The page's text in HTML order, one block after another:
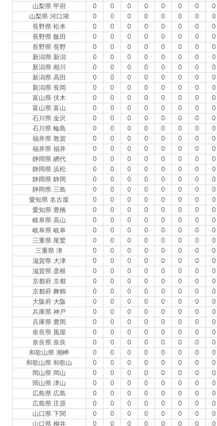
山梨県 甲府
0 0 0 0 0 0 0
0
山梨県 河口湖
0 0 0 0 0 0 0
0
長野県 松本
0 0 0 0 0 0 0
0
長野県 飯田
0 0 0 0 0 0 0
0
長野県 長野
0 0 0 0 0 0 0
0
新潟県 新潟
0 0 0 0 0 0 0
0
新潟県 相川
0 0 0 0 0 0 0
0
新潟県 高田
0 0 0 0 0 0 0
0
新潟県 長岡
0 0 0 0 0 0 0
0
富山県 伏木
0 0 0 0 0 0 0
0
富山県 富山
0 0 0 0 0 0 0
0
石川県 金沢
0 0 0 0 0 0 0
0
石川県 輪島
0 0 0 0 0 0 0
0
福井県 敦賀
0 0 0 0 0 0 0
0
福井県 福井
0 0 0 0 0 0 0
0
静岡県 網代
0 0 0 0 0 0 0
0
静岡県 浜松
0 0 0 0 0 0 0
0
静岡県 静岡
0 0 0 0 0 0 0
0
静岡県 三島
0 0 0 0 0 0 0
0
愛知県 名古屋
0 0 0 0 0 0 0
0
愛知県 豊橋
0 0 0 0 0 0 0
0
岐阜県 高山
0 0 0 0 0 0 0
0
岐阜県 岐阜
0 0 0 0 0 0 0
0
三重県 尾鷲
0 0 0 0 0 0 0
0
三重県 津
0 0 0 0 0 0 0
0
滋賀県 大津
0 0 0 0 0 0 0
0
滋賀県 彦根
0 0 0 0 0 0 0
0
京都府 京都
0 0 0 0 0 0 0
0
京都府 舞鶴
0 0 0 0 0 0 0
0
大阪府 大阪
0 0 0 0 0 0 0
0
兵庫県 神戸
0 0 0 0 0 0 0
0
兵庫県 豊岡
0 0 0 0 0 0 0
0
奈良県 風屋
0 0 0 0 0 0 0
0
奈良県 奈良
0 0 0 0 0 0 0
0
和歌山県 潮岬
0 0 0 0 0 0 0
0
和歌山県 和歌山
0 0 0 0 0 0 0
0
岡山県 岡山
0 0 0 0 0 0 0
0
岡山県 津山
0 0 0 0 0 0 0
0
広島県 広島
0 0 0 0 0 0 0
0
広島県 庄原
0 0 0 0 0 0 0
0
山口県 下関
0 0 0 0 0 0 0
0
山口県 柳井
0 0 0 0 0 0 0 0